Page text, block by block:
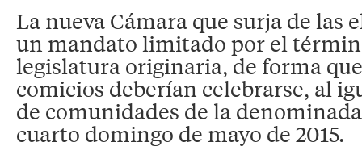
La nueva Cámara que surja de las
un mandato limitado por el
legislatura originaria, de forma
comicios deberían celebrarse, al
de comunidades de la
cuarto domingo de mayo de 2015.